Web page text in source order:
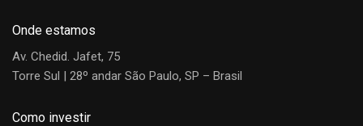
CHINESA
Desde o início
Portfolio Manager
Onde estamos
Av. Chedid. Jafet, 75
Torre Sul | 28º andar São Paulo, SP – Brasil
Como investir